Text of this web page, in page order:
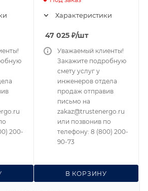
200-
Характеристики
47 025 ₽/шт
В КОРЗИНУ
Уважаемый клиенты!
Закажите подробную
смету услуг у
инженеров отдела
продаж отправив
письмо на
zakaz@trustenergo.ru
или позвонив по
телефону: 8 (800) 200-
90-73